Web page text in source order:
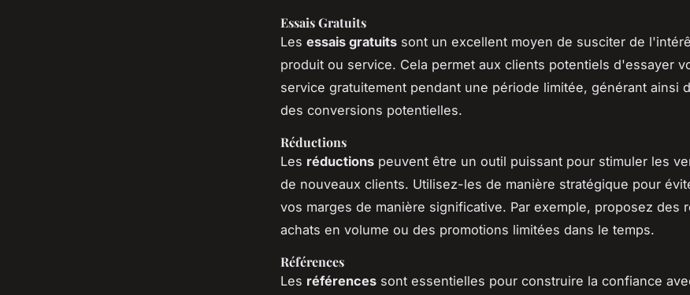
Essais Gratuits
Les essais gratuits sont un excellent moyen de susciter de
produit ou service. Cela permet aux clients potentiels d'essayer
service gratuitement pendant une période limitée, générant ainsi
des conversions potentielles.
Réductions
Les réductions peuvent être un outil puissant pour stimuler les
de nouveaux clients. Utilisez-les de manière stratégique pour
vos marges de manière significative. Par exemple, proposez des
achats en volume ou des promotions limitées dans le temps.
Références
Les références sont essentielles pour construire la confiance